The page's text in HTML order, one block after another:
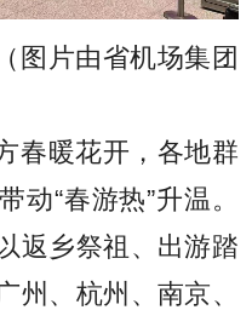
图片由省机场集团
春暖花开，各地群
动“春游热”升温。
返乡祭祖、出游踏
州、杭州、南京、